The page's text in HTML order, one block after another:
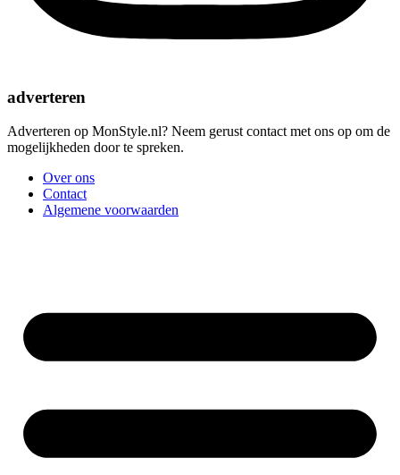
adverteren
Adverteren op MonStyle.nl? Neem gerust contact met ons op om de
mogelijkheden door te spreken.
Over ons
Contact
Algemene voorwaarden